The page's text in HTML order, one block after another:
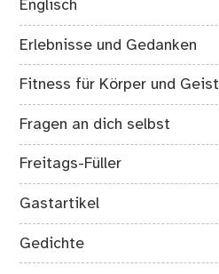
Englisch
Erlebnisse und Gedanken
Fitness für Körper und Geist
Fragen an dich selbst
Freitags-Füller
Gastartikel
Gedichte